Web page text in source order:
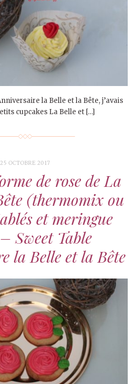
la Belle et la Bête, j’avais
cupcakes La Belle et […]
25 OCTOBRE 2017
de rose de La
(thermomix ou
et meringue
Sweet Table
la Belle et la Bête